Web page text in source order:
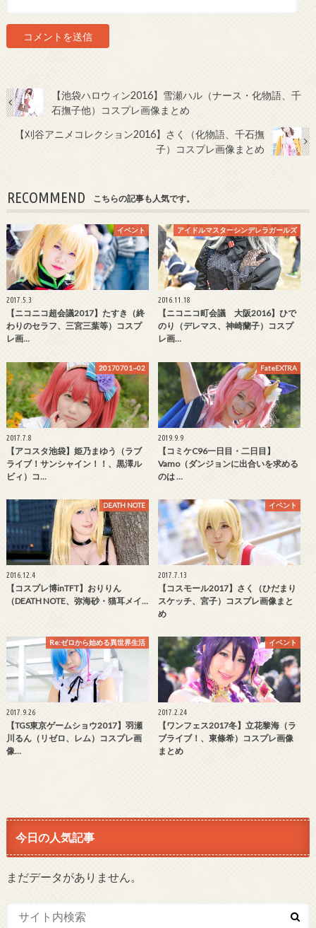
【池袋ハロウィン2016】雪瀬ハル（ナース・化物語、千
石撫子他）コスプレ画像まとめ
【刈谷アニメコレクション2016】さく（化物語、千石撫
子）コスプレ画像まとめ
RECOMMEND こちらの記事も人気です。
イベント
2017.5.3
【ニコニコ超会議2017】たすき（終
わりのセラフ、三宮三葉等）コスプ
レ画…
アイドルマスターシンデレラガールズ
2016.11.18
【ニコニコ町会議 大阪2016】ひで
のり（デレマス、神崎蘭子）コスプ
レ画…
20170701~02
2017.7.8
【アコスタ池袋】姫乃まゆう（ラブ
ライブ！サンシャイン！！、黒澤ル
ビィ）コ…
FateEXTRA
2019.9.9
【コミケC96一日目・二日目】
Vamo（ダンジョンに出合いを求める
のは …
DEATH NOTE
2016.12.4
【コスプレ博inTFT】おりりん
（DEATH NOTE、弥海砂・猫耳メイ…
イベント
2017.7.13
【コスモール2017】さく（ひだまり
スケッチ、宮子）コスプレ画像まと
め
Re:ゼロから始める異世界生活
2017.9.26
【TGS東京ゲームショウ2017】羽瀬
川るん（リゼロ、レム）コスプレ画
像…
イベント
2017.2.24
【ワンフェス2017冬】立花黎海（ラ
ブライブ！、東條希）コスプレ画像
まとめ
今日の人気記事
まだデータがありません。